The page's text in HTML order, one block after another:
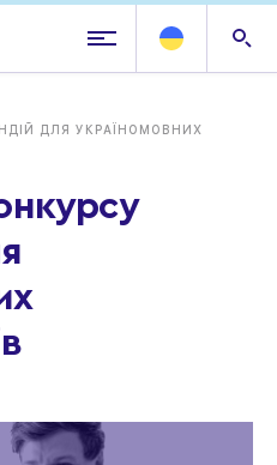
ДЛЯ УКРАЇНОМОВНИХ